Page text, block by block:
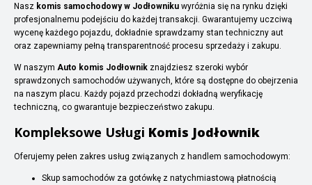
Nasz komis samochodowy w Jodłowniku wyróżnia się na rynku dzięki
profesjonalnemu podejściu do każdej transakcji. Gwarantujemy uczciwą
wycenę każdego pojazdu, dokładnie sprawdzamy stan techniczny aut
oraz zapewniamy pełną transparentność procesu sprzedaży i zakupu.
W naszym Auto komis Jodłownik znajdziesz szeroki wybór
sprawdzonych samochodów używanych, które są dostępne do obejrzenia
na naszym placu. Każdy pojazd przechodzi dokładną weryfikację
techniczną, co gwarantuje bezpieczeństwo zakupu.
Kompleksowe Usługi Komis Jodłownik
Oferujemy pełen zakres usług związanych z handlem samochodowym:
Skup samochodów za gotówkę z natychmiastową płatnością